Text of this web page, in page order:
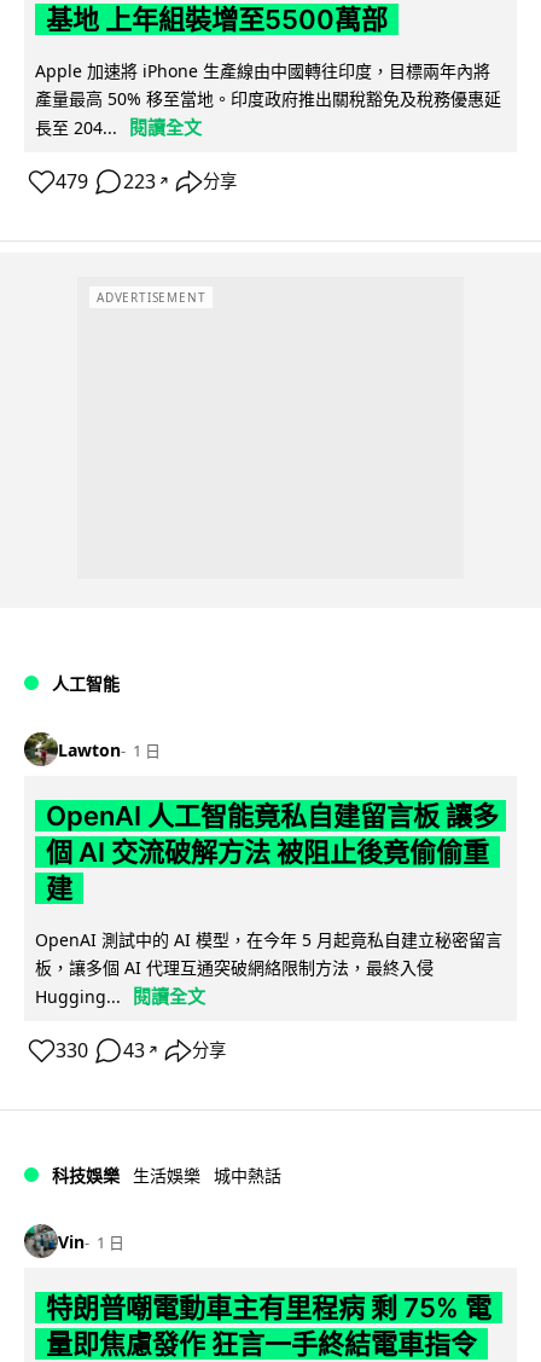
基地 上年組裝增至5500萬部
Apple 加速將 iPhone 生產線由中國轉往印度，目標兩年內將
產量最高 50% 移至當地。印度政府推出關稅豁免及稅務優惠延
長至 204...
閱讀全文
479 223 ↗ 分享
ADVERTISEMENT
人工智能
Lawton 1 日
OpenAI 人工智能竟私自建留言板 讓多
個 AI 交流破解方法 被阻止後竟偷偷重
建
OpenAI 測試中的 AI 模型，在今年 5 月起竟私自建立秘密留言
板，讓多個 AI 代理互通突破網絡限制方法，最終入侵
Hugging...
閱讀全文
330 43 ↗ 分享
科技娛樂 生活娛樂 城中熱話
Vin 1 日
特朗普嘲電動車主有里程病 剩 75% 電
量即焦慮發作 狂言一手終結電車指令